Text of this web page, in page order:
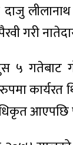
दाजु
गरी
गतेबाट
कार्यरत
आएपछि